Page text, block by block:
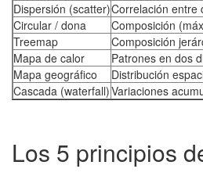
Dispersión (scatter)Correlación entre
Circular / dona
Composición
Treemap
Composición
Mapa de calor
Patrones en dos
Mapa geográfico
Distribución
Cascada (waterfall)Variaciones
Los 5 principios